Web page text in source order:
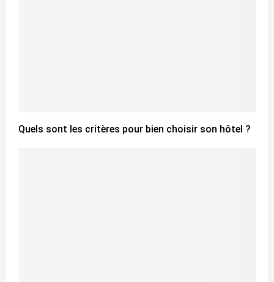
Quels sont les critères pour bien choisir son hôtel ?